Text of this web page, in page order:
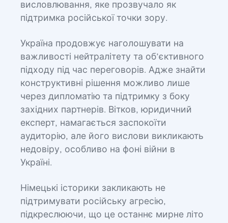
висловлювання, яке прозвучало як
підтримка російської точки зору.
Україна продовжує наголошувати на
важливості нейтралітету та об’єктивного
підходу під час переговорів. Адже знайти
конструктивні рішення можливо лише
через дипломатію та підтримку з боку
західних партнерів. Вітков, юридичний
експерт, намагається заспокоїти
аудиторію, але його вислови викликають
недовіру, особливо на фоні війни в
Україні.
Німецькі історики закликають не
підтримувати російську агресію,
підкреслюючи, що це останнє мирне літо